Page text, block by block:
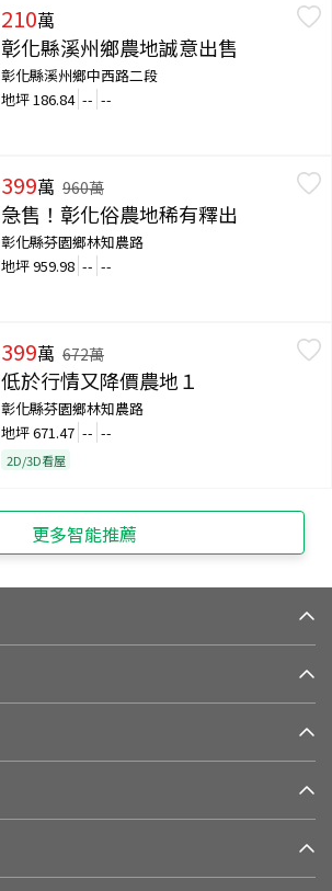
210萬
彰化縣溪州鄉農地誠意出售
彰化縣溪州鄉中西路二段
地坪 186.84 -- --
399萬 960萬
急售！彰化俗農地稀有釋出
彰化縣芬園鄉林知農路
地坪959.98 -- --
399萬 672萬
低於行情又降價農地１
彰化縣芬園鄉林知農路
地坪671.47 -- --
2D/3D看屋
更多智能推薦